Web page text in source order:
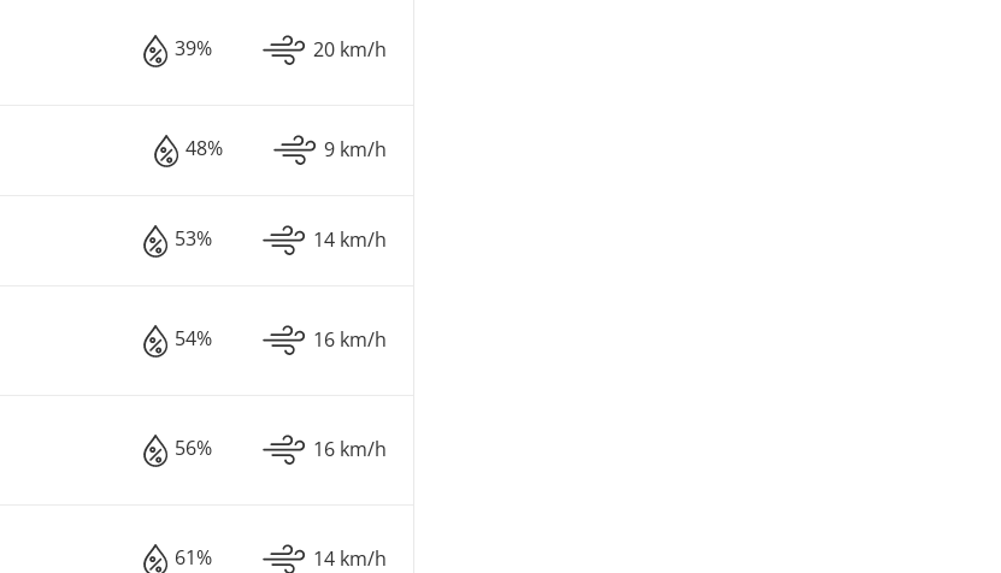
39% 20 km/h
48% 9 km/h
53% 14 km/h
54% 16 km/h
56% 16 km/h
61% 14 km/h